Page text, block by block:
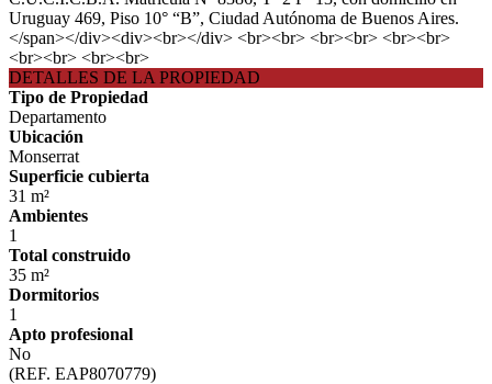
Uruguay 469, Piso 10° “B”, Ciudad Autónoma de Buenos Aires.
</span></div><div><br></div> <br><br> <br><br> <br><br>
<br><br> <br><br>
DETALLES DE LA PROPIEDAD
Tipo de Propiedad
Departamento
Ubicación
Monserrat
Superficie cubierta
31 m²
Ambientes
1
Total construido
35 m²
Dormitorios
1
Apto profesional
No
(REF. EAP8070779)